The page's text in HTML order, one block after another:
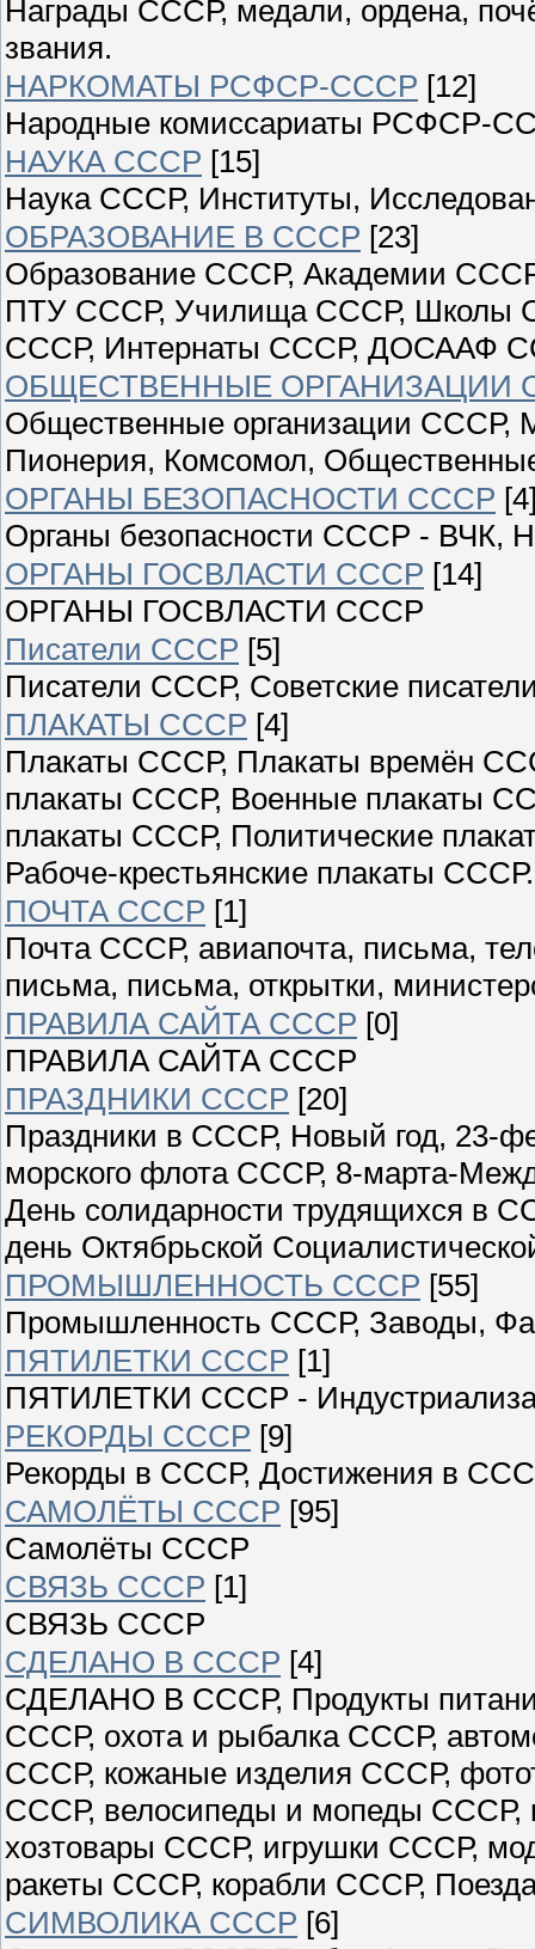
Награды СССР, медали, ордена,
звания.
НАРКОМАТЫ РСФСР-СССР [12]
Народные комиссариаты РСФСР-
НАУКА СССР [15]
Наука СССР, Институты,
ОБРАЗОВАНИЕ В СССР [23]
Образование СССР, Академии
ПТУ СССР, Училища СССР, Школы
СССР, Интернаты СССР, ДОСААФ
ОБЩЕСТВЕННЫЕ ОРГАНИЗАЦИИ
Общественные организации СССР,
Пионерия, Комсомол,
ОРГАНЫ БЕЗОПАСНОСТИ СССР
Органы безопасности СССР -
ОРГАНЫ ГОСВЛАСТИ СССР [14]
ОРГАНЫ ГОСВЛАСТИ СССР
Писатели СССР [5]
Писатели СССР, Советские
ПЛАКАТЫ СССР [4]
Плакаты СССР, Плакаты времён
плакаты СССР, Военные плакаты
плакаты СССР, Политические
Рабоче-крестьянские плакаты СССР.
ПОЧТА СССР [1]
Почта СССР, авиапочта, письма,
письма, письма, открытки,
ПРАВИЛА САЙТА СССР [0]
ПРАВИЛА САЙТА СССР
ПРАЗДНИКИ СССР [20]
Праздники в СССР, Новый год, 23-
морского флота СССР, 8-марта-
День солидарности трудящихся в
день Октябрьской
ПРОМЫШЛЕННОСТЬ СССР [55]
Промышленность СССР, Заводы,
ПЯТИЛЕТКИ СССР [1]
ПЯТИЛЕТКИ СССР -
РЕКОРДЫ СССР [9]
Рекорды в СССР, Достижения в
САМОЛЁТЫ СССР [95]
Самолёты СССР
СВЯЗЬ СССР [1]
СВЯЗЬ СССР
СДЕЛАНО В СССР [4]
СДЕЛАНО В СССР, Продукты
СССР, охота и рыбалка СССР,
СССР, кожаные изделия СССР,
СССР, велосипеды и мопеды
хозтовары СССР, игрушки СССР,
ракеты СССР, корабли СССР,
СИМВОЛИКА СССР [6]